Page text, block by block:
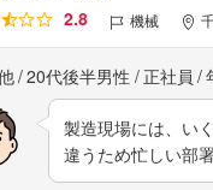
2.8 機械
20代後半男性 正社員
製造現場には、い
違うため忙しい部